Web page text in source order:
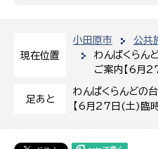
現在位置
小田原市 公共
わんぱくらん
ご案内【6月
足あと
わんぱくらんどの
【6月27日(土)臨時